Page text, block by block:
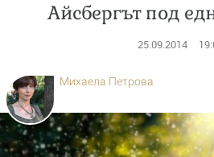
Айсбергът под
25.09.2014
Михаела Петрова